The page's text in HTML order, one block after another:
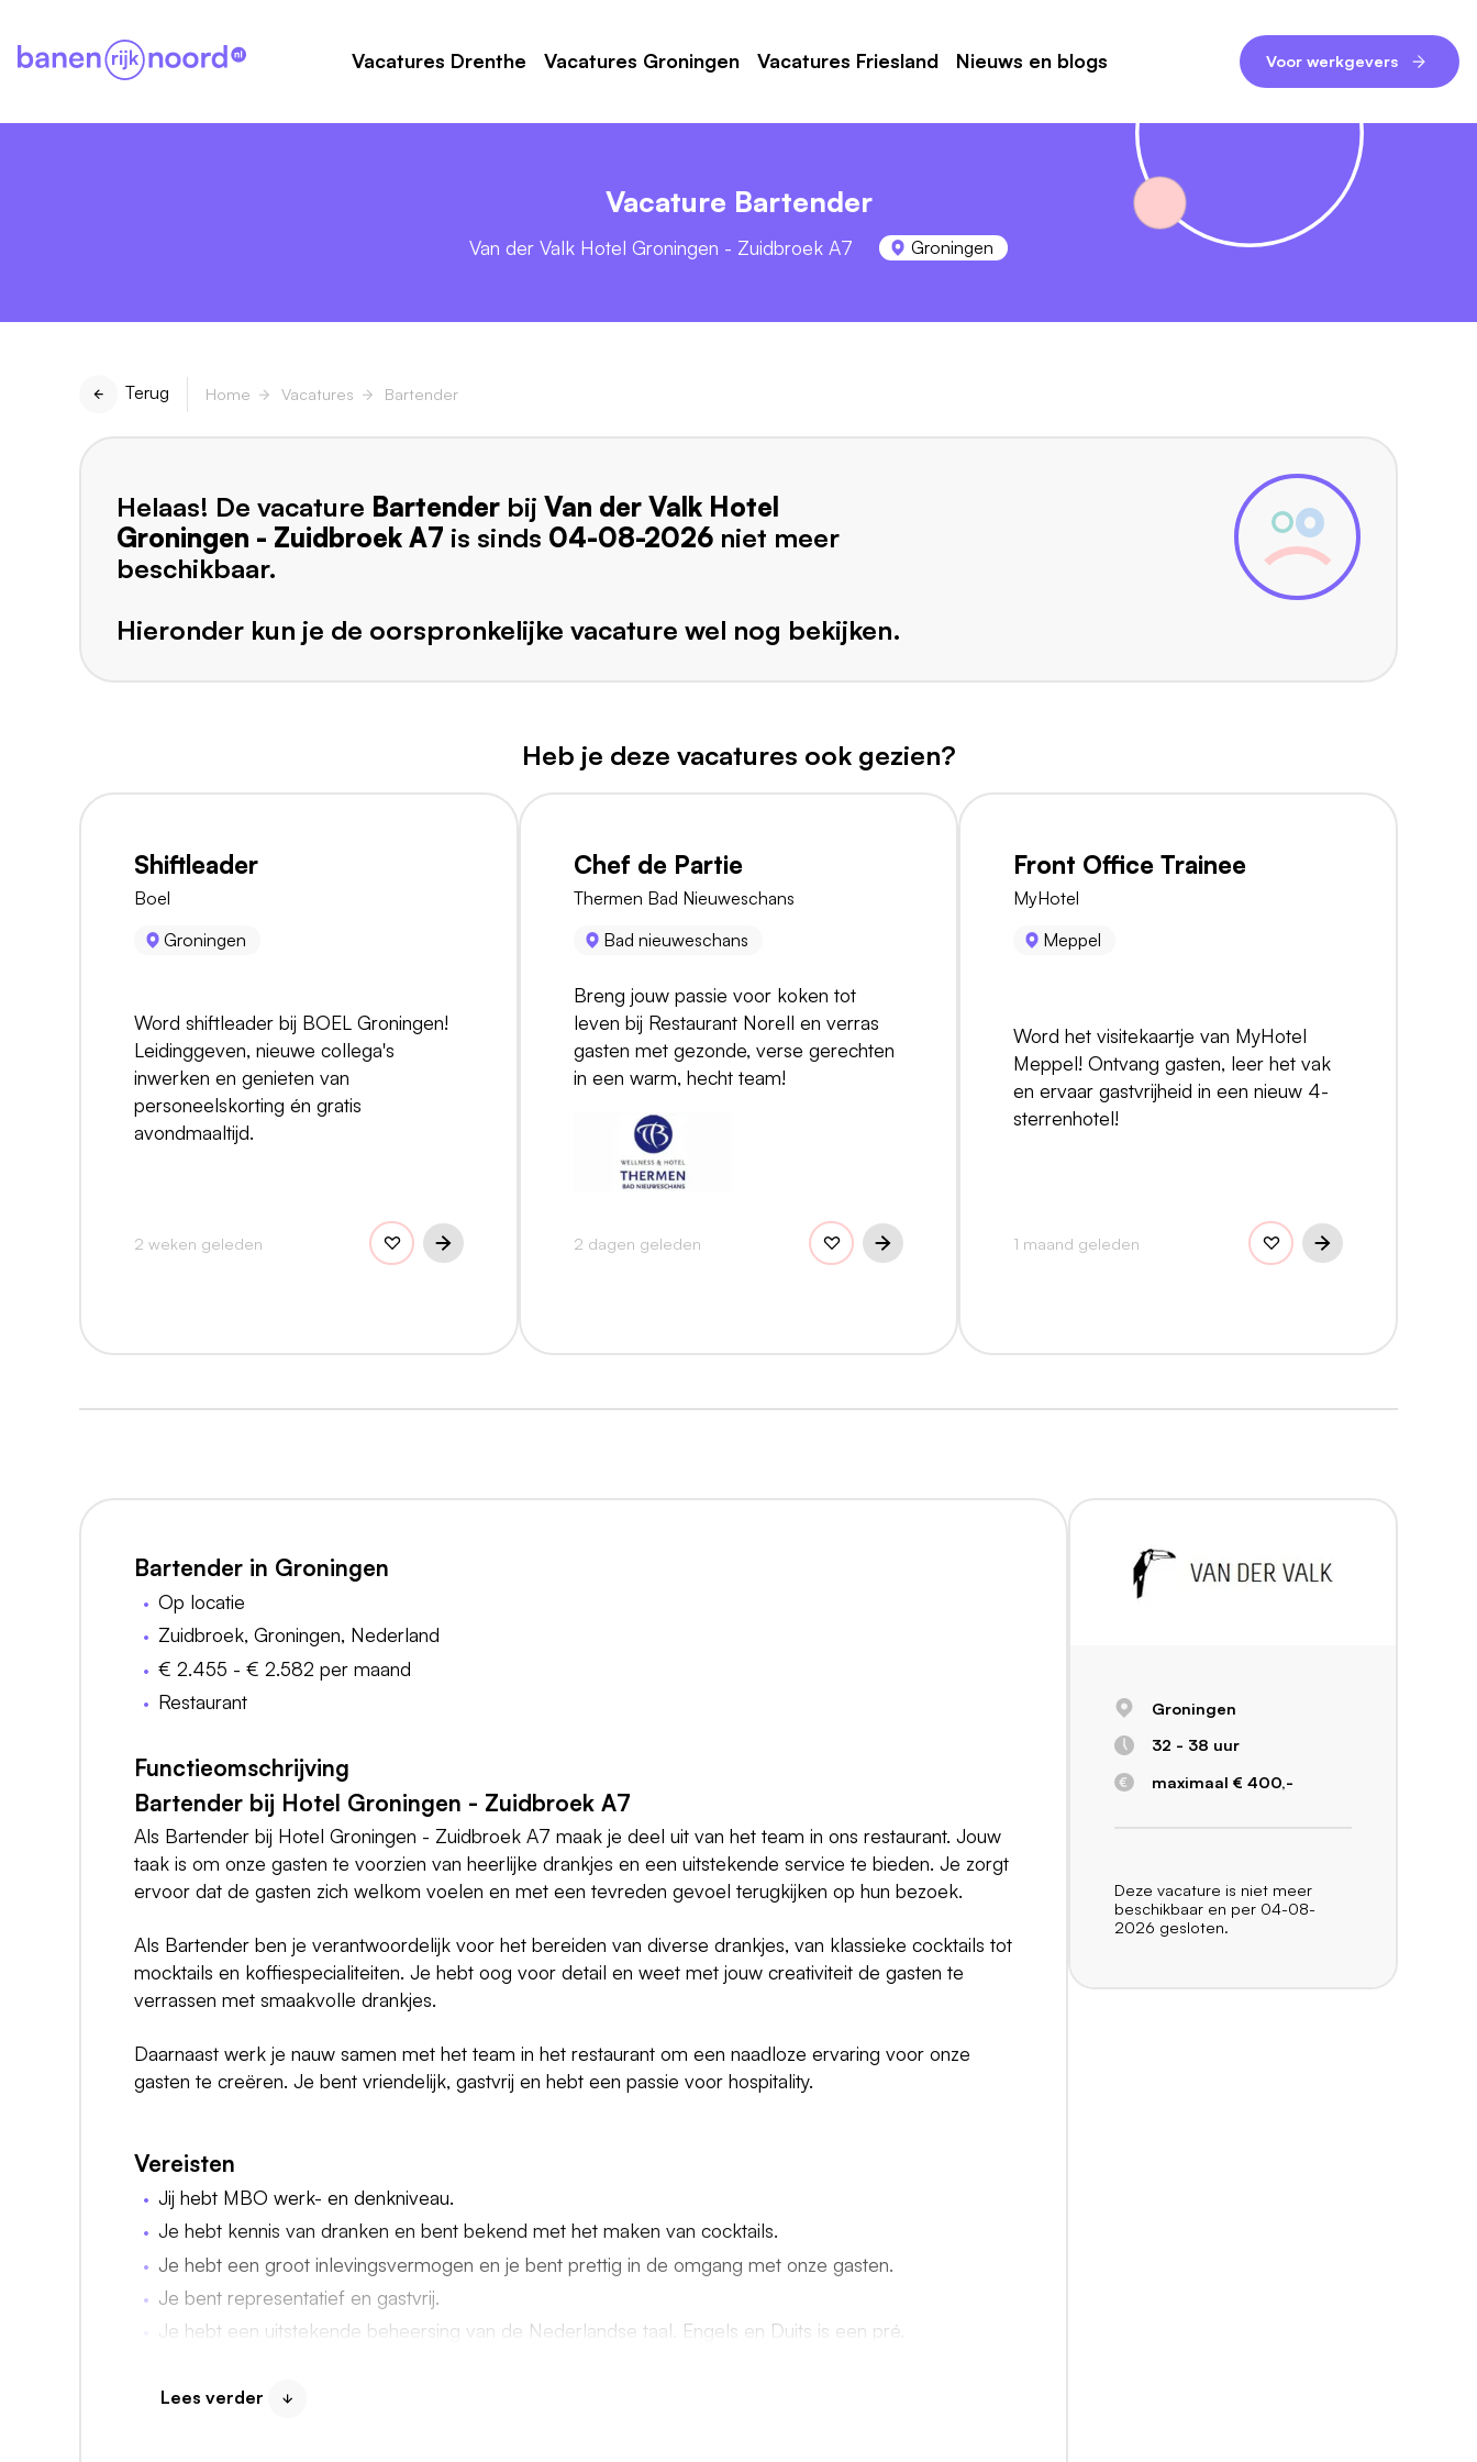
Vacatures Drenthe Vacatures Groningen Vacatures Friesland Nieuws en blogs Voor werkgevers
Vacature Bartender
Van der Valk Hotel Groningen - Zuidbroek A7 Groningen
Terug Home Vacatures Bartender
Helaas! De vacature Bartender bij Van der Valk Hotel
Groningen - Zuidbroek A7 is sinds 04-08-2026 niet meer
beschikbaar.
Hieronder kun je de oorspronkelijke vacature wel nog bekijken.
Heb je deze vacatures ook gezien?
Shiftleader
Boel
Groningen
Word shiftleader bij BOEL Groningen!
Leidinggeven, nieuwe collega's
inwerken en genieten van
personeelskorting én gratis
avondmaaltijd.
2 weken geleden
Chef de Partie
Thermen Bad Nieuweschans
Bad nieuweschans
Breng jouw passie voor koken tot
leven bij Restaurant Norell en verras
gasten met gezonde, verse gerechten
in een warm, hecht team!
2 dagen geleden
Front Office Trainee
MyHotel
Meppel
Word het visitekaartje van MyHotel
Meppel! Ontvang gasten, leer het vak
en ervaar gastvrijheid in een nieuw 4-
sterrenhotel!
1 maand geleden
Bartender in Groningen
Op locatie
Zuidbroek, Groningen, Nederland
€ 2.455 - € 2.582 per maand
Restaurant
Functieomschrijving
Bartender bij Hotel Groningen - Zuidbroek A7
Als Bartender bij Hotel Groningen - Zuidbroek A7 maak je deel uit van het team in ons restaurant. Jouw
taak is om onze gasten te voorzien van heerlijke drankjes en een uitstekende service te bieden. Je zorgt
ervoor dat de gasten zich welkom voelen en met een tevreden gevoel terugkijken op hun bezoek.
Als Bartender ben je verantwoordelijk voor het bereiden van diverse drankjes, van klassieke cocktails tot
mocktails en koffiespecialiteiten. Je hebt oog voor detail en weet met jouw creativiteit de gasten te
verrassen met smaakvolle drankjes.
Daarnaast werk je nauw samen met het team in het restaurant om een naadloze ervaring voor onze
gasten te creëren. Je bent vriendelijk, gastvrij en hebt een passie voor hospitality.
Vereisten
Jij hebt MBO werk- en denkniveau.
Je hebt kennis van dranken en bent bekend met het maken van cocktails.
Je hebt een groot inlevingsvermogen en je bent prettig in de omgang met onze gasten.
Je bent representatief en gastvrij.
Je hebt een uitstekende beheersing van de Nederlandse taal. Engels en Duits is een pré.
Je bent verkoop- en servicegericht.
Lees verder
Groningen
32 - 38 uur
maximaal € 400,-
Deze vacature is niet meer
beschikbaar en per 04-08-
2026 gesloten.